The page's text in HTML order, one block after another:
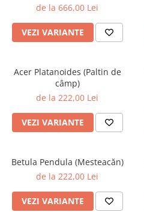
de la 666,00 Lei
VEZI VARIANTE
Acer Platanoides (Paltin de
câmp)
de la 222,00 Lei
VEZI VARIANTE
Betula Pendula (Mesteacăn)
de la 222,00 Lei
VEZI VARIANTE